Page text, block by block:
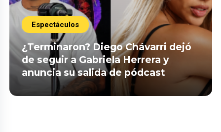
Espectáculos
¿Terminaron? Diego Chávarri dejó
de seguir a Gabriela Herrera y
anuncia su salida de pódcast